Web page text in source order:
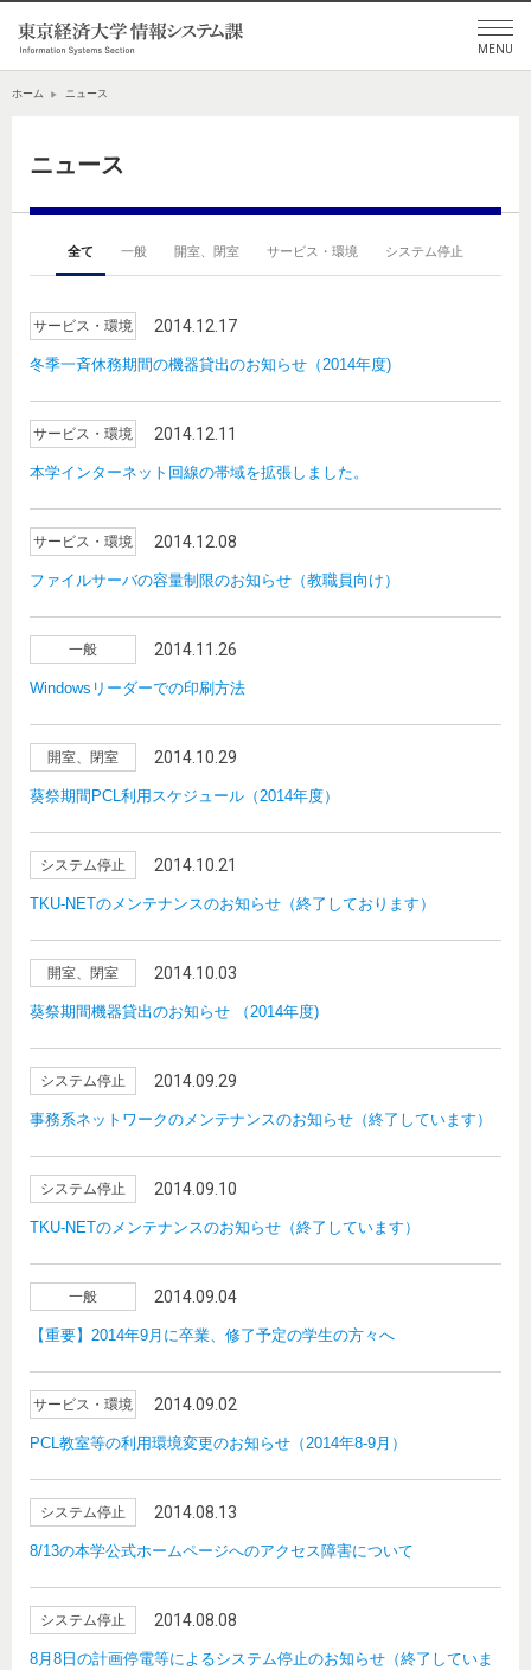
ホーム ニュース
ニュース
全て 一般 開室、閉室 サービス・環境 システム停止
サービス・環境 2014.12.17
冬季一斉休務期間の機器貸出のお知らせ（2014年度)
サービス・環境 2014.12.11
本学インターネット回線の帯域を拡張しました。
サービス・環境 2014.12.08
ファイルサーバの容量制限のお知らせ（教職員向け）
一般 2014.11.26
Windowsリーダーでの印刷方法
開室、閉室 2014.10.29
葵祭期間PCL利用スケジュール（2014年度）
システム停止 2014.10.21
TKU-NETのメンテナンスのお知らせ（終了しております）
開室、閉室 2014.10.03
葵祭期間機器貸出のお知らせ （2014年度)
システム停止 2014.09.29
事務系ネットワークのメンテナンスのお知らせ（終了しています）
システム停止 2014.09.10
TKU-NETのメンテナンスのお知らせ（終了しています）
一般 2014.09.04
【重要】2014年9月に卒業、修了予定の学生の方々へ
サービス・環境 2014.09.02
PCL教室等の利用環境変更のお知らせ（2014年8-9月）
システム停止 2014.08.13
8/13の本学公式ホームページへのアクセス障害について
システム停止 2014.08.08
8月8日の計画停電等によるシステム停止のお知らせ（終了していま